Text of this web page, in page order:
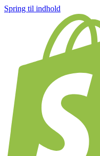
Spring til indhold